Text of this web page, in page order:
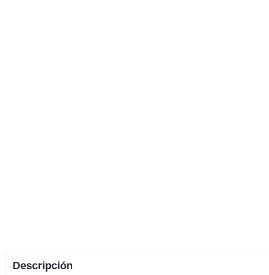
Descripción